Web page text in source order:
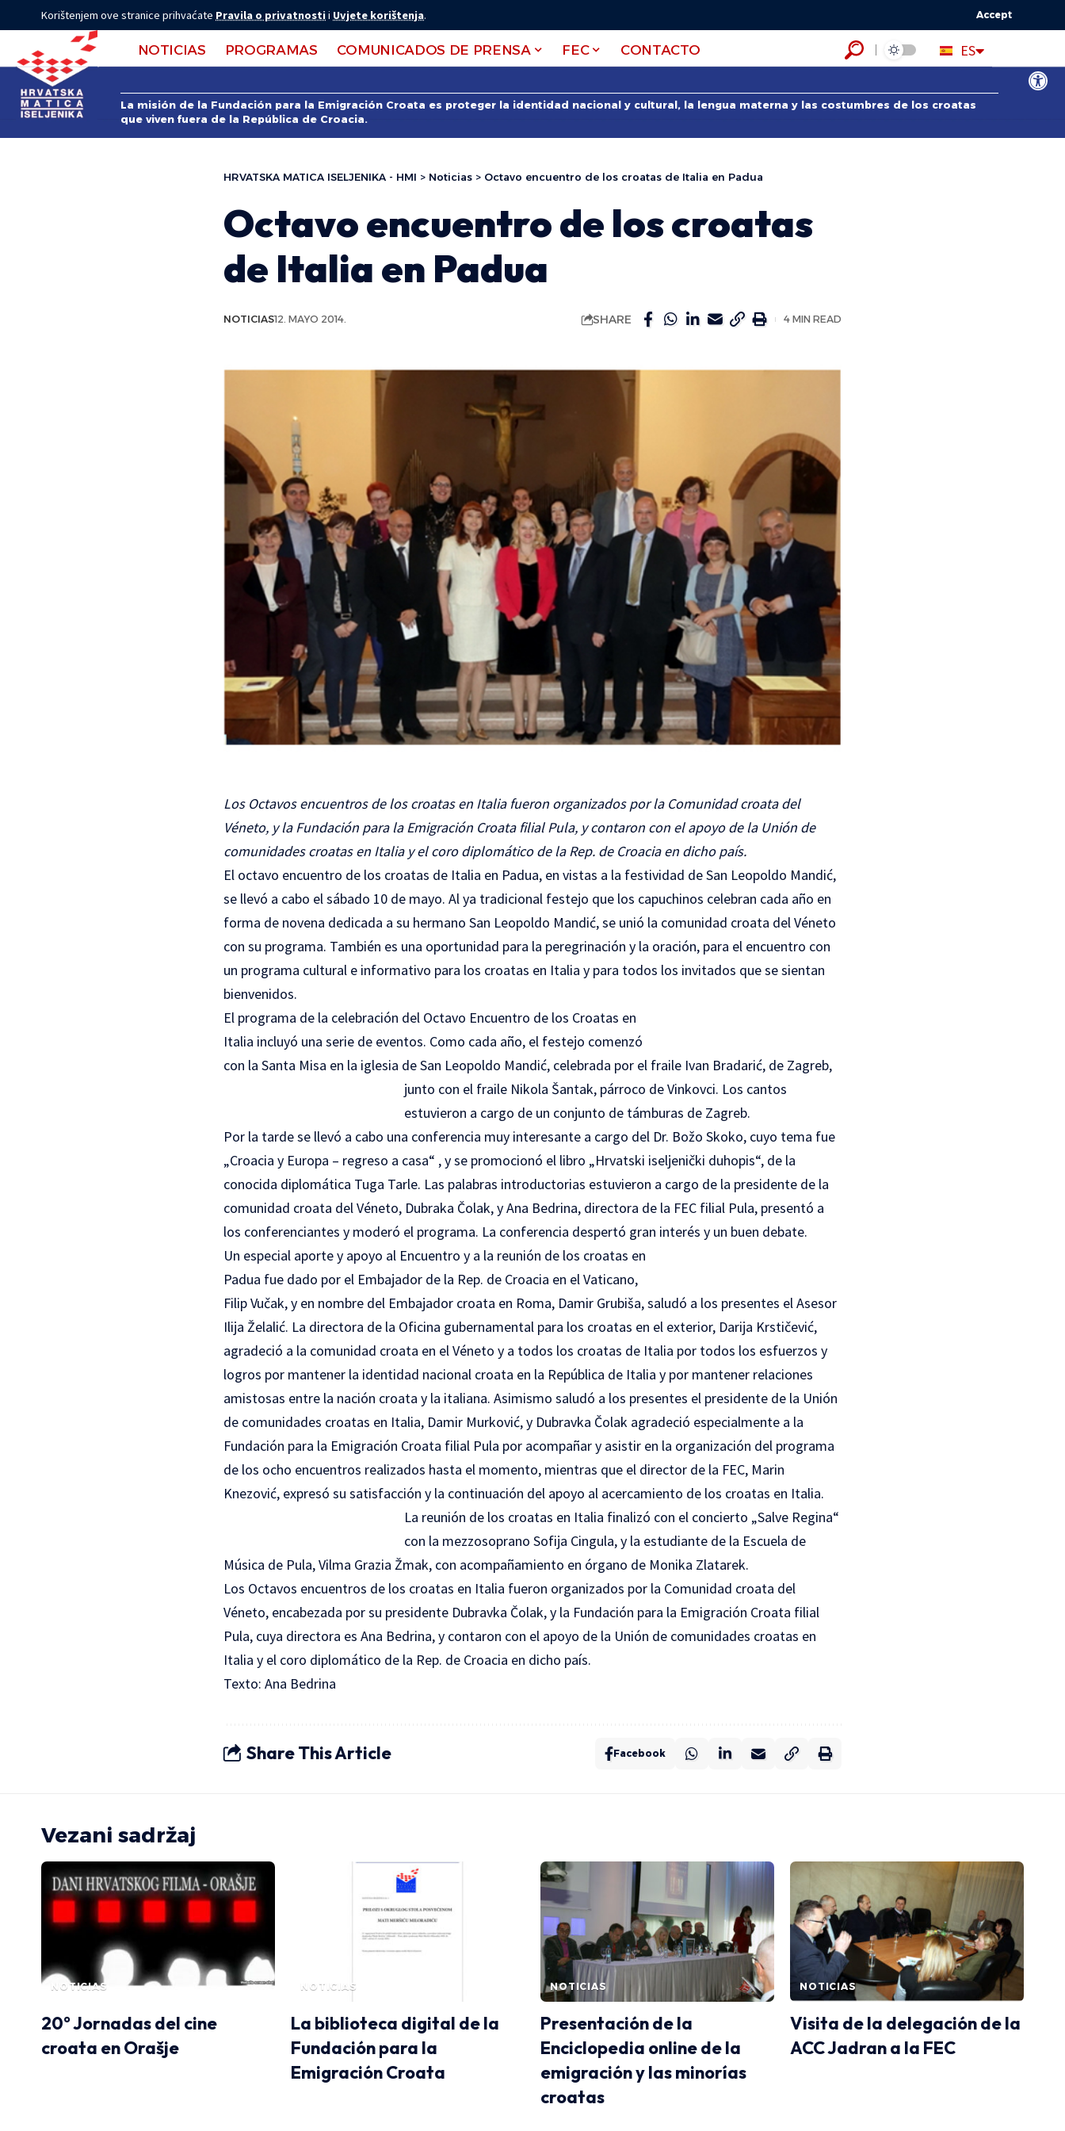
Abrir
Korištenjem ove stranice prihvaćate Pravila o privatnostii Uvjete korištenja. Accept
NOTICIAS PROGRAMAS COMUNICADOS DE PRENSA FEC CONTACTO ES
HR
EN
La misión de la Fundación para la Emigración Croata es proteger la identidad nacional y cultural, la lengua materna y las costumbres de los croatas
que viven fuera de la República de Croacia.
HRVATSKA MATICA ISELJENIKA - HMI > Noticias > Octavo encuentro de los croatas de Italia en Padua
Octavo encuentro de los croatas
de Italia en Padua
NOTICIAS12. MAYO 2014. SHARE 4 MIN READ
Los Octavos encuentros de los croatas en Italia fueron organizados por la Comunidad croata del
Véneto, y la Fundación para la Emigración Croata filial Pula, y contaron con el apoyo de la Unión de
comunidades croatas en Italia y el coro diplomático de la Rep. de Croacia en dicho país.
El octavo encuentro de los croatas de Italia en Padua, en vistas a la festividad de San Leopoldo Mandić,
se llevó a cabo el sábado 10 de mayo. Al ya tradicional festejo que los capuchinos celebran cada año en
forma de novena dedicada a su hermano San Leopoldo Mandić, se unió la comunidad croata del Véneto
con su programa. También es una oportunidad para la peregrinación y la oración, para el encuentro con
un programa cultural e informativo para los croatas en Italia y para todos los invitados que se sientan
bienvenidos.
El programa de la celebración del Octavo Encuentro de los Croatas en
Italia incluyó una serie de eventos. Como cada año, el festejo comenzó
con la Santa Misa en la iglesia de San Leopoldo Mandić, celebrada por el fraile Ivan Bradarić, de Zagreb,
junto con el fraile Nikola Šantak, párroco de Vinkovci. Los cantos
estuvieron a cargo de un conjunto de támburas de Zagreb.
Por la tarde se llevó a cabo una conferencia muy interesante a cargo del Dr. Božo Skoko, cuyo tema fue
„Croacia y Europa – regreso a casa“ , y se promocionó el libro „Hrvatski iseljenički duhopis“, de la
conocida diplomática Tuga Tarle. Las palabras introductorias estuvieron a cargo de la presidente de la
comunidad croata del Véneto, Dubraka Čolak, y Ana Bedrina, directora de la FEC filial Pula, presentó a
los conferenciantes y moderó el programa. La conferencia despertó gran interés y un buen debate.
Un especial aporte y apoyo al Encuentro y a la reunión de los croatas en
Padua fue dado por el Embajador de la Rep. de Croacia en el Vaticano,
Filip Vučak, y en nombre del Embajador croata en Roma, Damir Grubiša, saludó a los presentes el Asesor
Ilija Želalić. La directora de la Oficina gubernamental para los croatas en el exterior, Darija Krstičević,
agradeció a la comunidad croata en el Véneto y a todos los croatas de Italia por todos los esfuerzos y
logros por mantener la identidad nacional croata en la República de Italia y por mantener relaciones
amistosas entre la nación croata y la italiana. Asimismo saludó a los presentes el presidente de la Unión
de comunidades croatas en Italia, Damir Murković, y Dubravka Čolak agradeció especialmente a la
Fundación para la Emigración Croata filial Pula por acompañar y asistir en la organización del programa
de los ocho encuentros realizados hasta el momento, mientras que el director de la FEC, Marin
Knezović, expresó su satisfacción y la continuación del apoyo al acercamiento de los croatas en Italia.
La reunión de los croatas en Italia finalizó con el concierto „Salve Regina“
con la mezzosoprano Sofija Cingula, y la estudiante de la Escuela de
Música de Pula, Vilma Grazia Žmak, con acompañamiento en órgano de Monika Zlatarek.
Los Octavos encuentros de los croatas en Italia fueron organizados por la Comunidad croata del
Véneto, encabezada por su presidente Dubravka Čolak, y la Fundación para la Emigración Croata filial
Pula, cuya directora es Ana Bedrina, y contaron con el apoyo de la Unión de comunidades croatas en
Italia y el coro diplomático de la Rep. de Croacia en dicho país.
Texto: Ana Bedrina
Share This Article Facebook
Vezani sadržaj
NOTICIAS
20° Jornadas del cine
croata en Orašje
NOTICIAS
La biblioteca digital de la
Fundación para la
Emigración Croata
NOTICIAS
Presentación de la
Enciclopedia online de la
emigración y las minorías
croatas
NOTICIAS
Visita de la delegación de la
ACC Jadran a la FEC